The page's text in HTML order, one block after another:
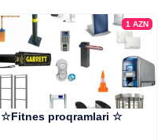
1 AZN
☆Fitnes proqramlari ☆